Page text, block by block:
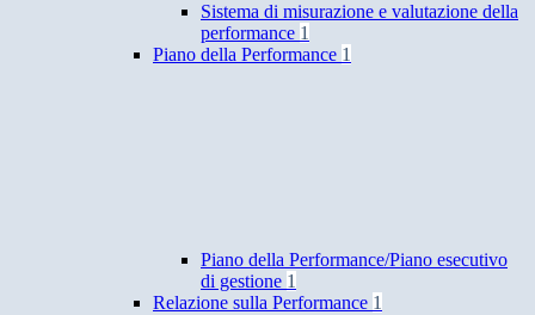
Sistema di misurazione e valutazione della
performance 1
Piano della Performance 1
Piano della Performance/Piano esecutivo
di gestione 1
Relazione sulla Performance 1